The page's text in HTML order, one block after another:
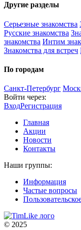
Другие разделы
Серьезные знакомства
Русские знакомства
знакомства Интим
Знакомства для встреч
По городам
Санкт-Петербург
Войти через:
ВходРегистрация
Главная
Акции
Новости
Контакты
Наши группы:
Информация
Частые вопросы
© 2025